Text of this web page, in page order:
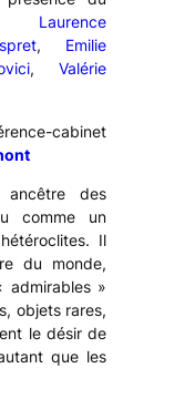
Laurence
, Emilie
,Valérie
cabinet
des
comme un
Il
du monde,
admirables »
objets rares,
le désir de
que les